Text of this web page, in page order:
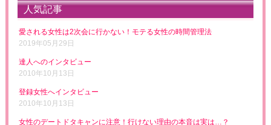
人気記事
愛される女性は2次会に行かない！モテる女性の時間管理法
2019年05月29日
達人へのインタビュー
2010年10月13日
登録女性へインタビュー
2010年10月13日
女性のデートドタキャンに注意！行けない理由の本音は実は…？